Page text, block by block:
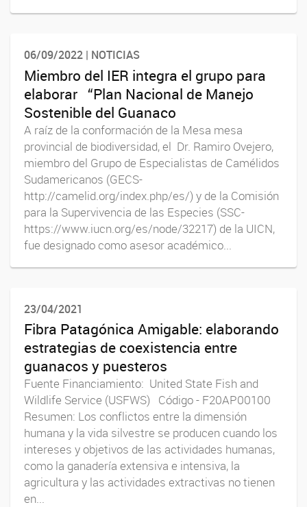
06/09/2022 | NOTICIAS
Miembro del IER integra el grupo para
elaborar “Plan Nacional de Manejo
Sostenible del Guanaco
A raíz de la conformación de la Mesa mesa
provincial de biodiversidad, el Dr. Ramiro Ovejero,
miembro del Grupo de Especialistas de Camélidos
Sudamericanos (GECS-
http://camelid.org/index.php/es/) y de la Comisión
para la Supervivencia de las Especies (SSC-
https://www.iucn.org/es/node/32217) de la UICN,
fue designado como asesor académico...
23/04/2021
Fibra Patagónica Amigable: elaborando
estrategias de coexistencia entre
guanacos y puesteros
Fuente Financiamiento: United State Fish and
Wildlife Service (USFWS) Código - F20AP00100
Resumen: Los conflictos entre la dimensión
humana y la vida silvestre se producen cuando los
intereses y objetivos de las actividades humanas,
como la ganadería extensiva e intensiva, la
agricultura y las actividades extractivas no tienen
en...